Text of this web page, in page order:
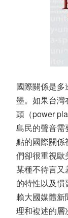
國際關係是
墨。如果台灣
頭（power
島民的聲音需
點的國際關係
們卻很重視歐
某種不待言又
的特性以及
賴大國媒體新
理和複述的層